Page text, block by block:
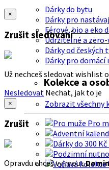
Dárky do bytu
Dárky pro
Férové, bio a eko
Udržitelné a
Dárky od českých
Dárky pro domácí
Kolekce a
Zobrazit všechny
Pro
×
Zrušit sledování
Už nechceš sledovat wishlist
Nesledovat Nechat, jak to je
×
Zrušit
Opravdu chceš vyjmout